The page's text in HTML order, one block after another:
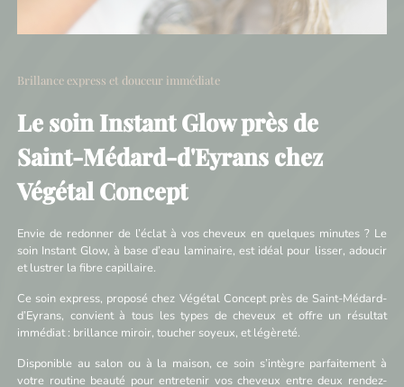
Brillance express et douceur immédiate
Le soin Instant Glow près de
Saint-Médard-d'Eyrans chez
Végétal Concept
Envie de redonner de l’éclat à vos cheveux en quelques minutes ? Le
soin Instant Glow, à base d’eau laminaire, est idéal pour lisser, adoucir
et lustrer la fibre capillaire.
Ce soin express, proposé chez Végétal Concept près de Saint-Médard-
d’Eyrans, convient à tous les types de cheveux et offre un résultat
immédiat : brillance miroir, toucher soyeux, et légèreté.
Disponible au salon ou à la maison, ce soin s’intègre parfaitement à
votre routine beauté pour entretenir vos cheveux entre deux rendez-